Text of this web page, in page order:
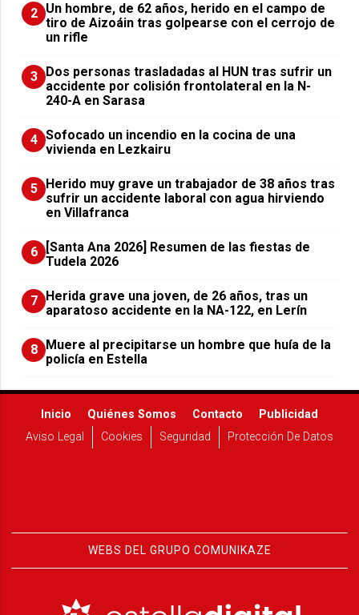
2 Un hombre, de 62 años, herido en el campo de
tiro de Aizoáin tras golpearse con el cerrojo de
un rifle
3 ​Dos personas trasladadas al HUN tras sufrir un
accidente por colisión frontolateral en la N-
240-A en Sarasa
4 Sofocado un incendio en la cocina de una
vivienda en Lezkairu
5 Herido muy grave un trabajador de 38 años tras
sufrir un accidente laboral con agua hirviendo
en Villafranca
6
[Santa Ana 2026] Resumen de las fiestas de
Tudela 2026
7 Herida grave una joven, de 26 años, tras un
aparatoso accidente en la NA-122, en Lerín
8 Muere al precipitarse un hombre que huía de la
policía en Estella
Inicio Quiénes Somos Contacto
Publicidad
Aviso Legal
Cookies Seguridad Protección De Datos
WEBS DEL GRUPO COMUNIKAZE